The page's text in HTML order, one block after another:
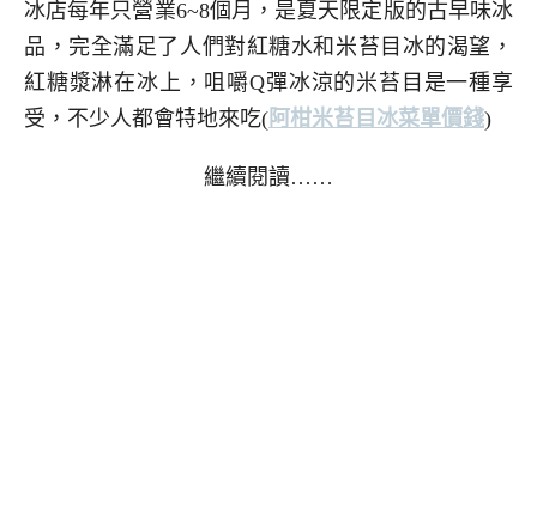
冰店每年只營業6~8個月，是夏天限定版的古早味冰
品，完全滿足了人們對紅糖水和米苔目冰的渴望，
紅糖漿淋在冰上，咀嚼Q彈冰涼的米苔目是一種享
受，不少人都會特地來吃(阿柑米苔目冰菜單價錢)
繼續閱讀……